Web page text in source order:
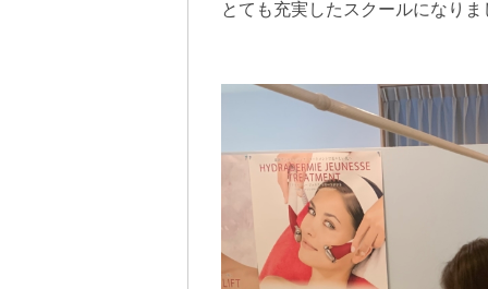
とても充実したスクールになりま